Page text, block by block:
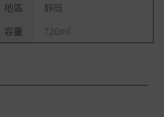
地區
靜岡
容量
720ml